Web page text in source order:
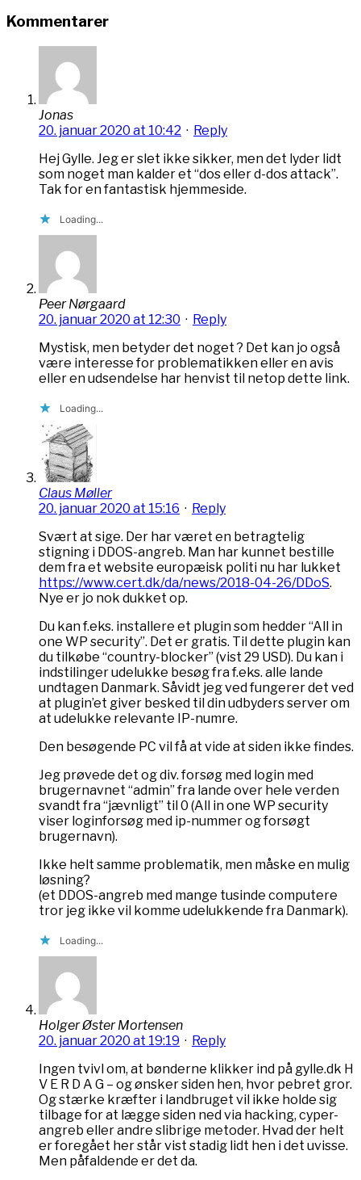
Kommentarer
Jonas
20. januar 2020 at 10:42 · Reply
Hej Gylle. Jeg er slet ikke sikker, men det lyder lidt
som noget man kalder et “dos eller d-dos attack”.
Tak for en fantastisk hjemmeside.
Loading...
Peer Nørgaard
20. januar 2020 at 12:30 · Reply
Mystisk, men betyder det noget ? Det kan jo også
være interesse for problematikken eller en avis
eller en udsendelse har henvist til netop dette link.
Loading...
Claus Møller
20. januar 2020 at 15:16 · Reply
Svært at sige. Der har været en betragtelig
stigning i DDOS-angreb. Man har kunnet bestille
dem fra et website europæisk politi nu har lukket
https://www.cert.dk/da/news/2018-04-26/DDoS.
Nye er jo nok dukket op.
Du kan f.eks. installere et plugin som hedder “All in
one WP security”. Det er gratis. Til dette plugin kan
du tilkøbe “country-blocker” (vist 29 USD). Du kan i
indstilinger udelukke besøg fra f.eks. alle lande
undtagen Danmark. Såvidt jeg ved fungerer det ved
at plugin’et giver besked til din udbyders server om
at udelukke relevante IP-numre.
Den besøgende PC vil få at vide at siden ikke findes.
Jeg prøvede det og div. forsøg med login med
brugernavnet “admin” fra lande over hele verden
svandt fra “jævnligt” til 0 (All in one WP security
viser loginforsøg med ip-nummer og forsøgt
brugernavn).
Ikke helt samme problematik, men måske en mulig
løsning?
(et DDOS-angreb med mange tusinde computere
tror jeg ikke vil komme udelukkende fra Danmark).
Loading...
Holger Øster Mortensen
20. januar 2020 at 19:19 · Reply
Ingen tvivl om, at bønderne klikker ind på gylle.dk H
V E R D A G – og ønsker siden hen, hvor pebret gror.
Og stærke kræfter i landbruget vil ikke holde sig
tilbage for at lægge siden ned via hacking, cyper-
angreb eller andre slibrige metoder. Hvad der helt
er foregået her står vist stadig lidt hen i det uvisse.
Men påfaldende er det da.